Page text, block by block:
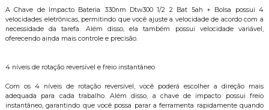
A Chave de Impacto Bateria 330nm Dtw300 1/2 2 Bat 5ah + Bolsa possui 4
velocidades eletrônicas, permitindo que você ajuste a velocidade de acordo com a
necessidade da tarefa. Além disso, ela também possui velocidade variável,
oferecendo ainda mais controle e precisão.
4 níveis de rotação reversível e freio instantâneo
Com os 4 níveis de rotação reversível, você poderá escolher a direção mais
adequada para cada trabalho. Além disso, a chave de impacto possui freio
instantâneo, garantindo que você possa parar a ferramenta rapidamente quando